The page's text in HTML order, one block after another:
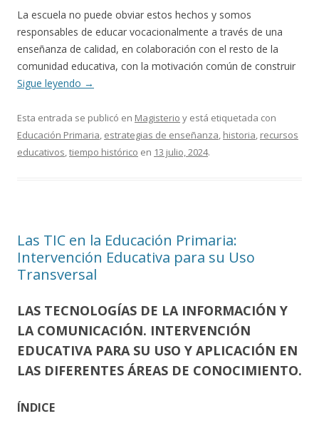
La escuela no puede obviar estos hechos y somos
responsables de educar vocacionalmente a través de una
enseñanza de calidad, en colaboración con el resto de la
comunidad educativa, con la motivación común de construir
Sigue leyendo →
Esta entrada se publicó en Magisterio y está etiquetada con
Educación Primaria, estrategias de enseñanza, historia, recursos
educativos,tiempo histórico en 13 julio, 2024.
Las TIC en la Educación Primaria:
Intervención Educativa para su Uso
Transversal
LAS TECNOLOGÍAS DE LA INFORMACIÓN Y
LA COMUNICACIÓN. INTERVENCIÓN
EDUCATIVA PARA SU USO Y APLICACIÓN EN
LAS DIFERENTES ÁREAS DE CONOCIMIENTO.
ÍNDICE